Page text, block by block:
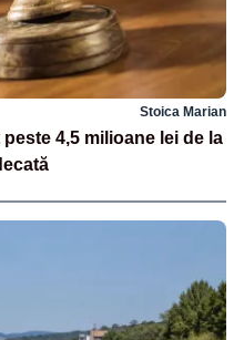
Stoica Marian
4,5 milioane lei de la